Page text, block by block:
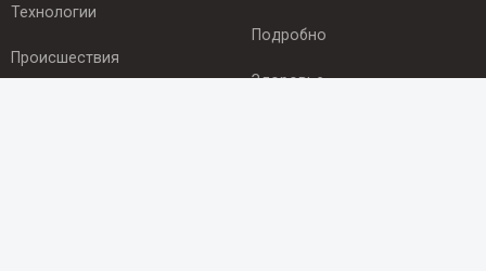
Технологии
Происшествия
Подробно
Здоровье